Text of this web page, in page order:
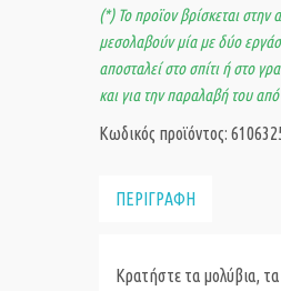
(*) Το προϊον βρίσκεται στην
μεσολαβούν μία με δύο
αποσταλεί στο σπίτι ή στο
και για την παραλαβή του
Κωδικός προϊόντος:
ΠΕΡΙΓΡΑΦΗ
Κρατήστε τα μολύβια, τα